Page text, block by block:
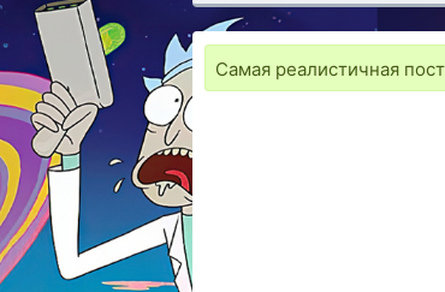
Самая реалистичная